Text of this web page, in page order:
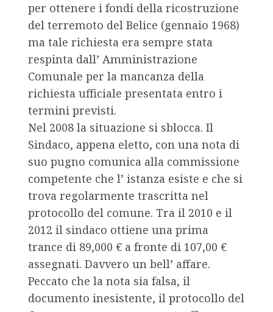
per ottenere i fondi della ricostruzione
del terremoto del Belice (gennaio 1968)
ma tale richiesta era sempre stata
respinta dall’ Amministrazione
Comunale per la mancanza della
richiesta ufficiale presentata entro i
termini previsti.
Nel 2008 la situazione si sblocca. Il
Sindaco, appena eletto, con una nota di
suo pugno comunica alla commissione
competente che l’ istanza esiste e che si
trova regolarmente trascritta nel
protocollo del comune. Tra il 2010 e il
2012 il sindaco ottiene una prima
trance di 89,000 € a fronte di 107,00 €
assegnati. Davvero un bell’ affare.
Peccato che la nota sia falsa, il
documento inesistente, il protocollo del